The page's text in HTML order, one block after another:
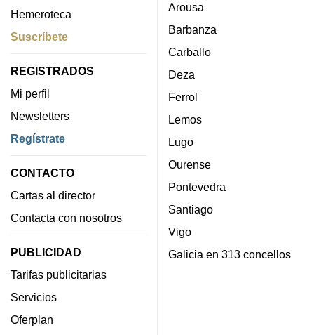
Hemeroteca
Suscríbete
REGISTRADOS
Mi perfil
Newsletters
Regístrate
CONTACTO
Cartas al director
Contacta con nosotros
PUBLICIDAD
Tarifas publicitarias
Servicios
Oferplan
Arousa
Barbanza
Carballo
Deza
Ferrol
Lemos
Lugo
Ourense
Pontevedra
Santiago
Vigo
Galicia en 313 concellos